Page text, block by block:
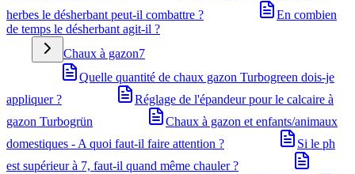
herbes le désherbant peut-il combattre ?
En combien
de temps le désherbant agit-il ?
Chaux à gazon7
Quelle quantité de chaux gazon Turbogreen dois-je
appliquer ?
Réglage de l'épandeur pour le calcaire à
gazon Turbogrün
Chaux à gazon et enfants/animaux
domestiques - A quoi faut-il faire attention ?
Si le ph
est supérieur à 7, faut-il quand même chauler ?